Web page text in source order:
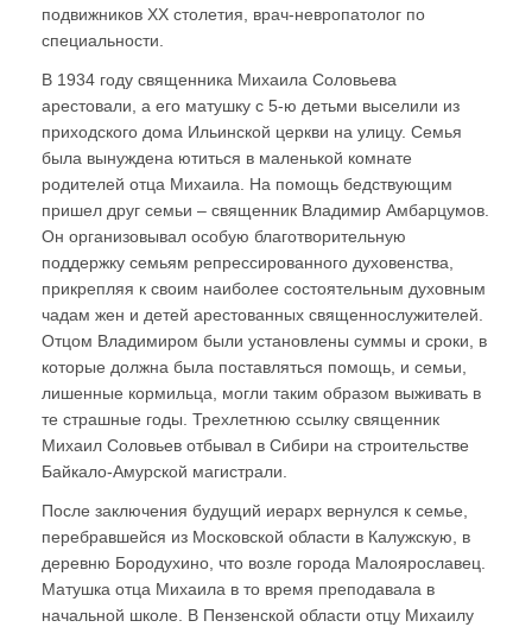
подвижников XX столетия, врач-невропатолог по
специальности.
В 1934 году священника Михаила Соловьева
арестовали, а его матушку с 5-ю детьми выселили из
приходского дома Ильинской церкви на улицу. Семья
была вынуждена ютиться в маленькой комнате
родителей отца Михаила. На помощь бедствующим
пришел друг семьи – священник Владимир Амбарцумов.
Он организовывал особую благотворительную
поддержку семьям репрессированного духовенства,
прикрепляя к своим наиболее состоятельным духовным
чадам жен и детей арестованных священнослужителей.
Отцом Владимиром были установлены суммы и сроки, в
которые должна была поставляться помощь, и семьи,
лишенные кормильца, могли таким образом выживать в
те страшные годы. Трехлетнюю ссылку священник
Михаил Соловьев отбывал в Сибири на строительстве
Байкало-Амурской магистрали.
После заключения будущий иерарх вернулся к семье,
перебравшейся из Московской области в Калужскую, в
деревню Бородухино, что возле города Малоярославец.
Матушка отца Михаила в то время преподавала в
начальной школе. В Пензенской области отцу Михаилу